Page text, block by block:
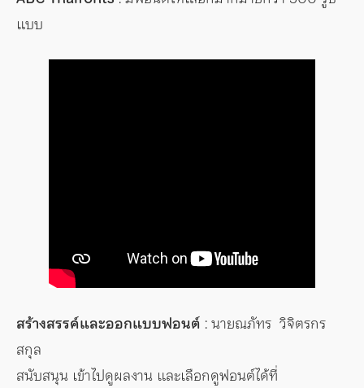
แบบ
สร้างสรรค์และออกแบบฟอนต์ : นายณภัทร วิจิตรกร
สกุล
สนับสนุน เข้าไปดูผลงาน และเลือกดูฟอนต์ได้ที่